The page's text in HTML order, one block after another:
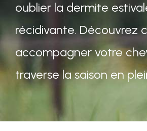
oublier la dermite
récidivante. Découvrez
accompagner votre
traverse la saison en